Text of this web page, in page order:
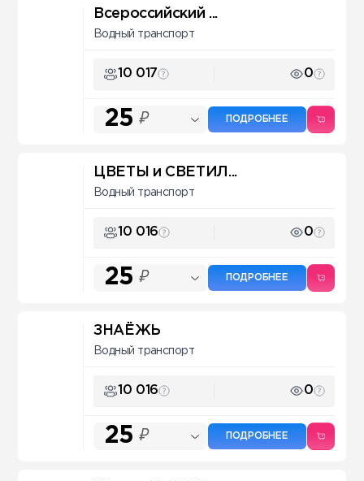
Всероссийский ...
Водный транспорт
10 017 0
25 ₽ ПОДРОБНЕЕ
ЦВЕТЫ и СВЕТИЛ...
Водный транспорт
10 016 0
25 ₽ ПОДРОБНЕЕ
ЗНАЁЖЬ
Водный транспорт
10 016 0
25 ₽ ПОДРОБНЕЕ